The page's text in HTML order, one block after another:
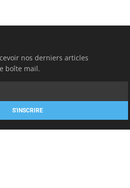
nos derniers articles
boîte mail.
S'INSCRIRE